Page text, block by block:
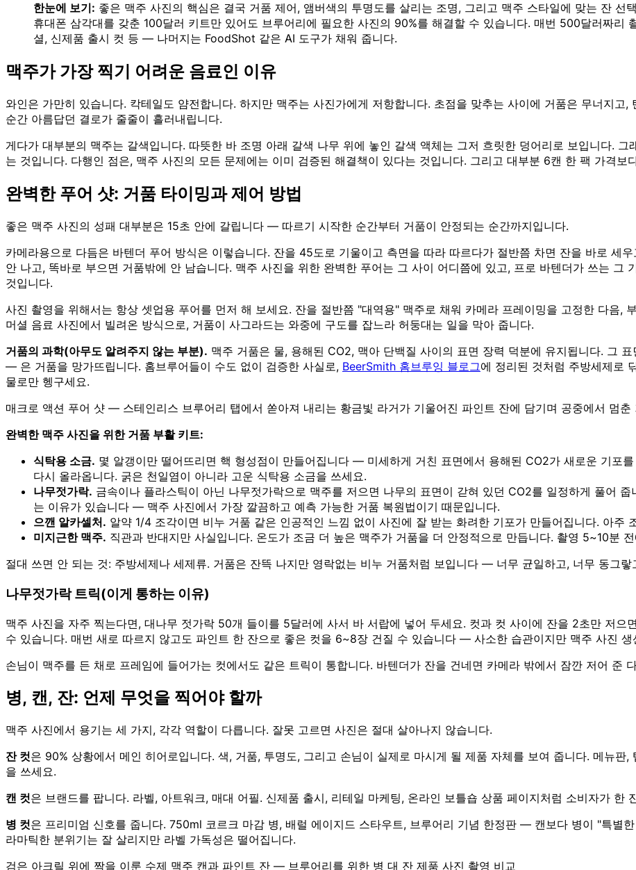
한눈에 보기: 좋은 맥주 사진의 핵심은 결국 거품 제어, 앰버색의 투명도를 살리는 조명, 그리고 맥주 스타일에 맞는 잔 선
휴대폰 삼각대를 갖춘 100달러 키트만 있어도 브루어리에 필요한 사진의 90%를 해결할 수 있습니다. 매번 500달러짜
셜, 신제품 출시 컷 등 — 나머지는 FoodShot 같은 AI 도구가 채워 줍니다.
맥주가 가장 찍기 어려운 음료인 이유
와인은 가만히 있습니다. 칵테일도 얌전합니다. 하지만 맥주는 사진가에게 저항합니다. 초점을 맞추는 사이에 거품은 무너지고
순간 아름답던 결로가 줄줄이 흘러내립니다.
게다가 대부분의 맥주는 갈색입니다. 따뜻한 바 조명 아래 갈색 나무 위에 놓인 갈색 액체는 그저 흐릿한 덩어리로 보입니다.
는 것입니다. 다행인 점은, 맥주 사진의 모든 문제에는 이미 검증된 해결책이 있다는 것입니다. 그리고 대부분 6캔 한 팩 가격보
완벽한 푸어 샷: 거품 타이밍과 제어 방법
좋은 맥주 사진의 성패 대부분은 15초 안에 갈립니다 — 따르기 시작한 순간부터 거품이 안정되는 순간까지입니다.
카메라용으로 다듬은 바텐더 푸어 방식은 이렇습니다. 잔을 45도로 기울이고 측면을 따라 따르다가 절반쯤 차면 잔을 바로 세
안 나고, 똑바로 부으면 거품밖에 안 남습니다. 맥주 사진을 위한 완벽한 푸어는 그 사이 어디쯤에 있고, 프로 바텐더가 쓰는
것입니다.
사진 촬영을 위해서는 항상 셋업용 푸어를 먼저 해 보세요. 잔을 절반쯤 "대역용" 맥주로 채워 카메라 프레이밍을 고정한 다음,
머셜 음료 사진에서 빌려온 방식으로, 거품이 사그라드는 와중에 구도를 잡느라 허둥대는 일을 막아 줍니다.
거품의 과학(아무도 알려주지 않는 부분). 맥주 거품은 물, 용해된 CO2, 맥아 단백질 사이의 표면 장력 덕분에 유지됩니다. 그
— 은 거품을 망가뜨립니다. 홈브루어들이 수도 없이 검증한 사실로, BeerSmith 홈브루잉 블로그에 정리된 것처럼 주방세제로
물로만 헹구세요.
매크로 액션 푸어 샷 — 스테인리스 브루어리 탭에서 쏟아져 내리는 황금빛 라거가 기울어진 파인트 잔에 담기며 공중에서 멈춘
완벽한 맥주 사진을 위한 거품 부활 키트:
식탁용 소금. 몇 알갱이만 떨어뜨리면 핵 형성점이 만들어집니다 — 미세하게 거친 표면에서 용해된 CO2가 새로운 기포
다시 올라옵니다. 굵은 천일염이 아니라 고운 식탁용 소금을 쓰세요.
나무젓가락. 금속이나 플라스틱이 아닌 나무젓가락으로 맥주를 저으면 나무의 표면이 갇혀 있던 CO2를 일정하게 풀어
는 이유가 있습니다 — 맥주 사진에서 가장 깔끔하고 예측 가능한 거품 복원법이기 때문입니다.
으깬 알카셀처. 알약 1/4 조각이면 비누 거품 같은 인공적인 느낌 없이 사진에 잘 받는 화려한 기포가 만들어집니다. 아주
미지근한 맥주. 직관과 반대지만 사실입니다. 온도가 조금 더 높은 맥주가 거품을 더 안정적으로 만듭니다. 촬영 5~10분
절대 쓰면 안 되는 것: 주방세제나 세제류. 거품은 잔뜩 나지만 영락없는 비누 거품처럼 보입니다 — 너무 균일하고, 너무 동그
나무젓가락 트릭(이게 통하는 이유)
맥주 사진을 자주 찍는다면, 대나무 젓가락 50개 들이를 5달러에 사서 바 서랍에 넣어 두세요. 컷과 컷 사이에 잔을 2초만 저으
수 있습니다. 매번 새로 따르지 않고도 파인트 한 잔으로 좋은 컷을 6~8장 건질 수 있습니다 — 사소한 습관이지만 맥주 사진
손님이 맥주를 든 채로 프레임에 들어가는 컷에서도 같은 트릭이 통합니다. 바텐더가 잔을 건네면 카메라 밖에서 잠깐 저어 준
병, 캔, 잔: 언제 무엇을 찍어야 할까
맥주 사진에서 용기는 세 가지, 각각 역할이 다릅니다. 잘못 고르면 사진은 절대 살아나지 않습니다.
잔 컷은 90% 상황에서 메인 히어로입니다. 색, 거품, 투명도, 그리고 손님이 실제로 마시게 될 제품 자체를 보여 줍니다. 메뉴판
을 쓰세요.
캔 컷은 브랜드를 팝니다. 라벨, 아트워크, 매대 어필. 신제품 출시, 리테일 마케팅, 온라인 보틀숍 상품 페이지처럼 소비자가 한
병 컷은 프리미엄 신호를 줍니다. 750ml 코르크 마감 병, 배럴 에이지드 스타우트, 브루어리 기념 한정판 — 캔보다 병이 "특별
라마틱한 분위기는 잘 살리지만 라벨 가독성은 떨어집니다.
검은 아크릴 위에 짝을 이룬 수제 맥주 캔과 파인트 잔 — 브루어리를 위한 병 대 잔 제품 사진 촬영 비교